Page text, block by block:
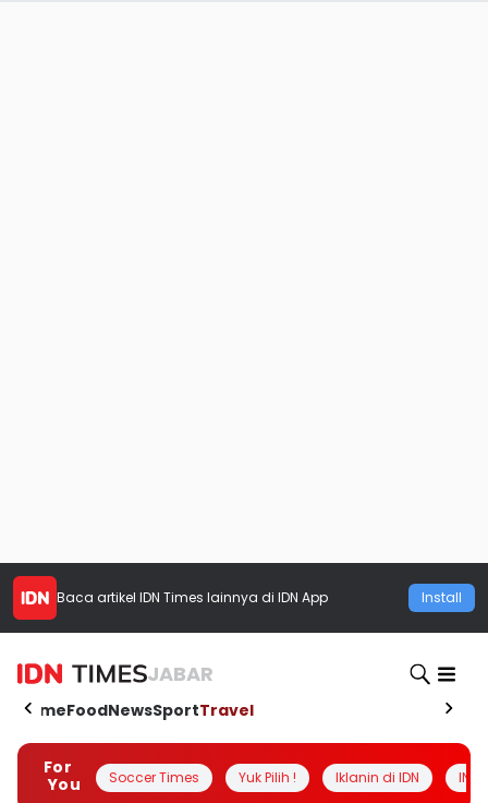
Baca artikel IDN Times lainnya di IDN App Install
JABAR
HomeFoodNewsSportTravel
For
You
Soccer Times Yuk Pilih ! Iklanin di IDN